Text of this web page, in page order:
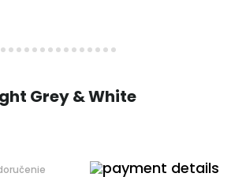
Grey & White